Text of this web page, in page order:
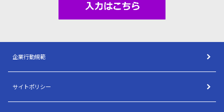
企業行動規範
サイトポリシー